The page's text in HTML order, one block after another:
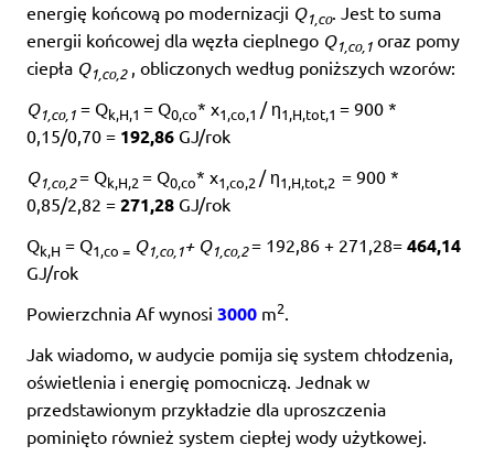
energię końcową po modernizacji Q1,co. Jest to suma
energii końcowej dla węzła cieplnego Q1,co,1 oraz pomy
ciepła Q1,co,2, obliczonych według poniższych wzorów:
Q1,co,1 = Qk,H,1 = Q0,co* x1,co,1/ η1,H,tot,1 = 900 *
0,15/0,70 = 192,86 GJ/rok
Q1,co,2= Qk,H,2 = Q0,co* x1,co,2/ η1,H,tot,2 = 900 *
0,85/2,82 = 271,28 GJ/rok
Qk,H = Q1,co = Q1,co,1+ Q1,co,2= 192,86 + 271,28= 464,14
GJ/rok
Powierzchnia Af wynosi 3000 m2.
Jak wiadomo, w audycie pomija się system chłodzenia,
oświetlenia i energię pomocniczą. Jednak w
przedstawionym przykładzie dla uproszczenia
pominięto również system ciepłej wody użytkowej.